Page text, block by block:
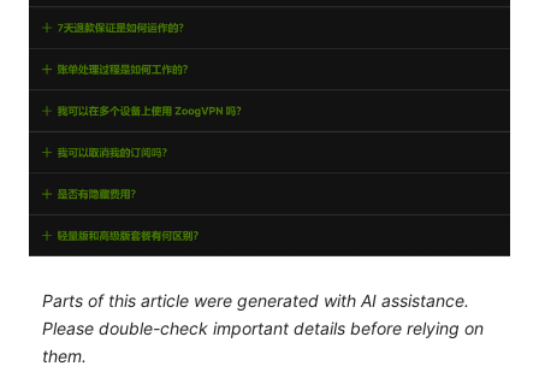
Parts of this article were generated with AI assistance.
Please double-check important details before relying on
them.